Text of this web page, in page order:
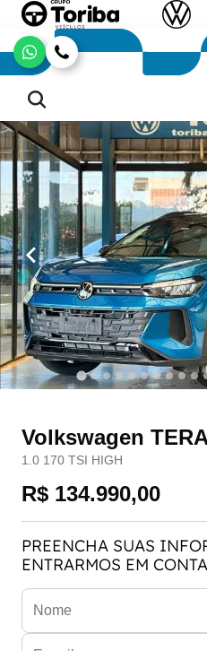
Volkswagen
1.0 170 TSI HIGH
R$ 134.990,00
PREENCHA SUAS
ENTRARMOS EM